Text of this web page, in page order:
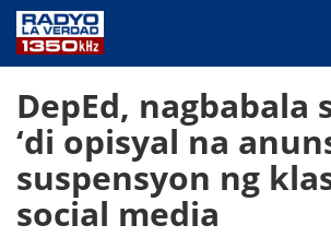
PUBLIC SERVICE
ANNOUNCEMENTS
PROGRAMS
ABOUT
DepEd, nagbabala
‘di opisyal na
suspensyon ng
social media